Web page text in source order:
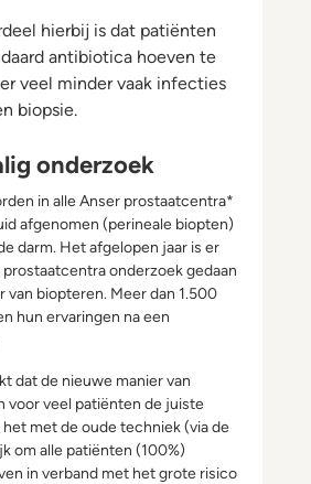
hierbij is dat patiënten
antibiotica hoeven te
veel minder vaak infecties
biopsie.
onderzoek
in alle Anser prostaatcentra*
afgenomen (perineale biopten)
darm. Het afgelopen jaar is er
onderzoek gedaan
van biopteren. Meer dan 1.500
hun ervaringen na een
dat de nieuwe manier van
voor veel patiënten de juiste
het met de oude techniek (via de
om alle patiënten (100%)
in verband met het grote risico